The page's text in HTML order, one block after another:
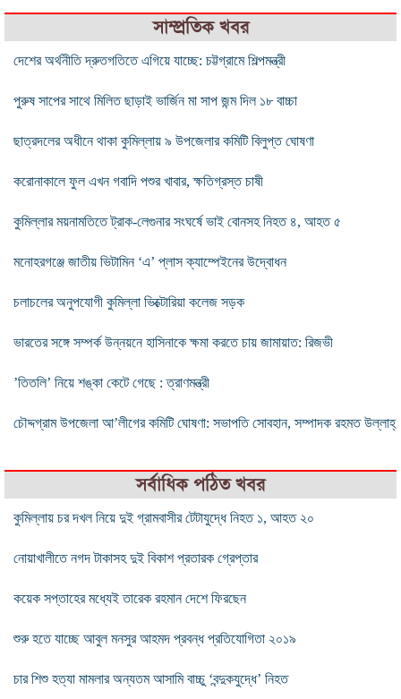
সাম্প্রতিক খবর
দেশের অর্থনীতি দ্রুতগতিতে এগিয়ে যাচ্ছে: চট্টগ্রামে শিল্পমন্ত্রী
পুরুষ সাপের সাথে মিলিত ছাড়াই ভার্জিন মা সাপ জন্ম দিল ১৮ বাচ্চা
ছাত্রদলের অধীনে থাকা কুমিল্লায় ৯ উপজেলার কমিটি বিলুপ্ত ঘোষণা
করোনাকালে ফুল এখন গবাদি পশুর খাবার, ক্ষতিগ্রস্ত চাষী
কুমিল্লার ময়নামতিতে ট্রাক-লেগুনার সংঘর্ষে ভাই বোনসহ নিহত ৪, আহত ৫
মনোহরগঞ্জে জাতীয় ভিটামিন ‘এ’ প্লাস ক্যাম্পেইনের উদ্বোধন
চলাচলের অনুপযোগী কুমিল্লা ভিক্টোরিয়া কলেজ সড়ক
ভারতের সঙ্গে সম্পর্ক উন্নয়নে হাসিনাকে ক্ষমা করতে চায় জামায়াত: রিজভী
’তিতলি’ নিয়ে শঙ্কা কেটে গেছে : ত্রাণমন্ত্রী
চৌদ্দগ্রাম উপজেলা আ’লীগের কমিটি ঘোষণা: সভাপতি সোবহান, সম্পাদক রহমত উল্লাহ্
সর্বাধিক পঠিত খবর
কুমিল্লায় চর দখল নিয়ে দুই গ্রামবাসীর টেটাযুদ্ধে নিহত ১, আহত ২০
নোয়াখালীতে নগদ টাকাসহ দুই বিকাশ প্রতারক গ্রেপ্তার
কয়েক সপ্তাহের মধ্যেই তারেক রহমান দেশে ফিরছেন
শুরু হতে যাচ্ছে আবুল মনসুর আহমদ প্রবন্ধ প্রতিযোগিতা ২০১৯
চার শিশু হত্যা মামলার অন্যতম আসামি বাচ্চু ‘বন্দুকযুদ্ধে’ নিহত